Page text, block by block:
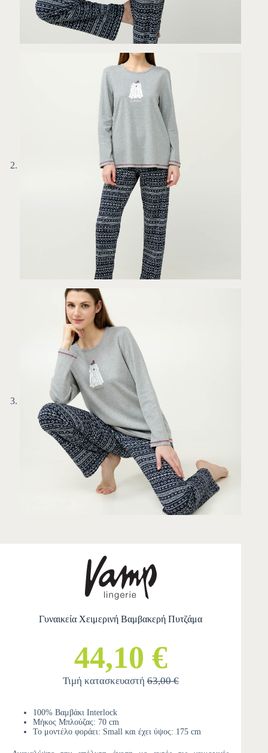
Γυναικεία Χειμερινή Βαμβακερή Πυτζάμα
44,10 €
Τιμή κατασκευαστή63,00 €
100% Βαμβάκι Interlock
Μήκος Μπλούζας: 70 cm
Το μοντέλο φοράει: Small και έχει ύψος: 175 cm